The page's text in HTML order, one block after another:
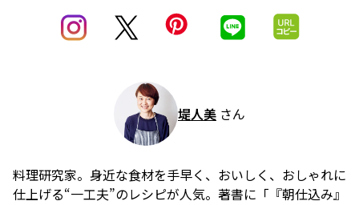
堤人美 さん
料理研究家。身近な食材を手早く、おいしく、おしゃれに
仕上げる“一工夫”のレシピが人気。著書に「『朝仕込み』